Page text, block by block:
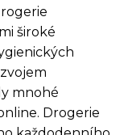
široké
mnohé
Drogerie